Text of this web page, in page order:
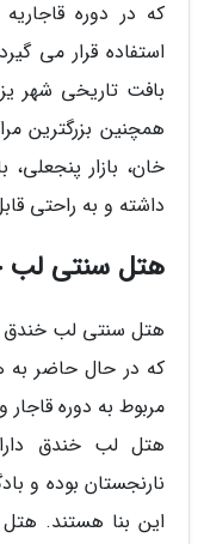
که در دوره
استفاده قرار می
بافت تاریخی شهر
همچنین بزرگترین
خان، بازار پنجعلی،
داشته و به راحتی
هتل سنتی لب
هتل سنتی لب خندق
که در حال حاضر
مربوط به دوره قاجار
هتل لب خندق
نارنجستان بوده و
این بنا هستند.